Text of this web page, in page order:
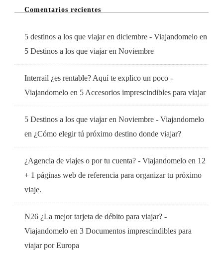
Comentarios recientes
5 destinos a los que viajar en diciembre - Viajandomelo en
5 Destinos a los que viajar en Noviembre
Interrail ¿es rentable? Aquí te explico un poco -
Viajandomelo en 5 Accesorios imprescindibles para viajar
5 Destinos a los que viajar en Noviembre - Viajandomelo
en ¿Cómo elegir tú próximo destino donde viajar?
¿Agencia de viajes o por tu cuenta? - Viajandomelo en 12
+ 1 páginas web de referencia para organizar tu próximo
viaje.
N26 ¿La mejor tarjeta de débito para viajar? -
Viajandomelo en 3 Documentos imprescindibles para
viajar por Europa